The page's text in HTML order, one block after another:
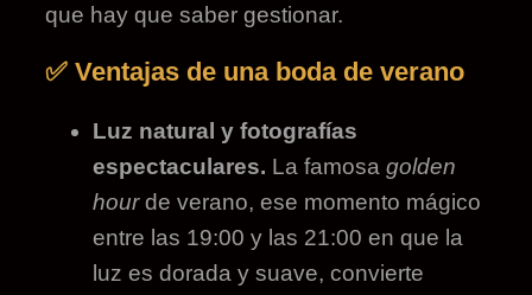
que hay que saber gestionar.
✅ Ventajas de una boda de verano
Luz natural y fotografías
espectaculares. La famosagolden
hourde verano, ese momento mágico
entre las 19:00 y las 21:00 en que la
luz es dorada y suave, convierte